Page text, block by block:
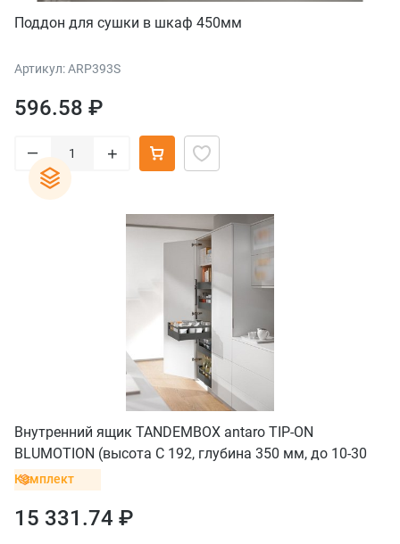
Поддон для сушки в шкаф 450мм
Артикул: ARP393S
596.58 ₽
– +
Внутренний ящик TANDEMBOX antaro TIP-ON
BLUMOTION (высота C 192, глубина 350 мм, до 10-30
кг), серый орион
Комплект
15 331.74 ₽